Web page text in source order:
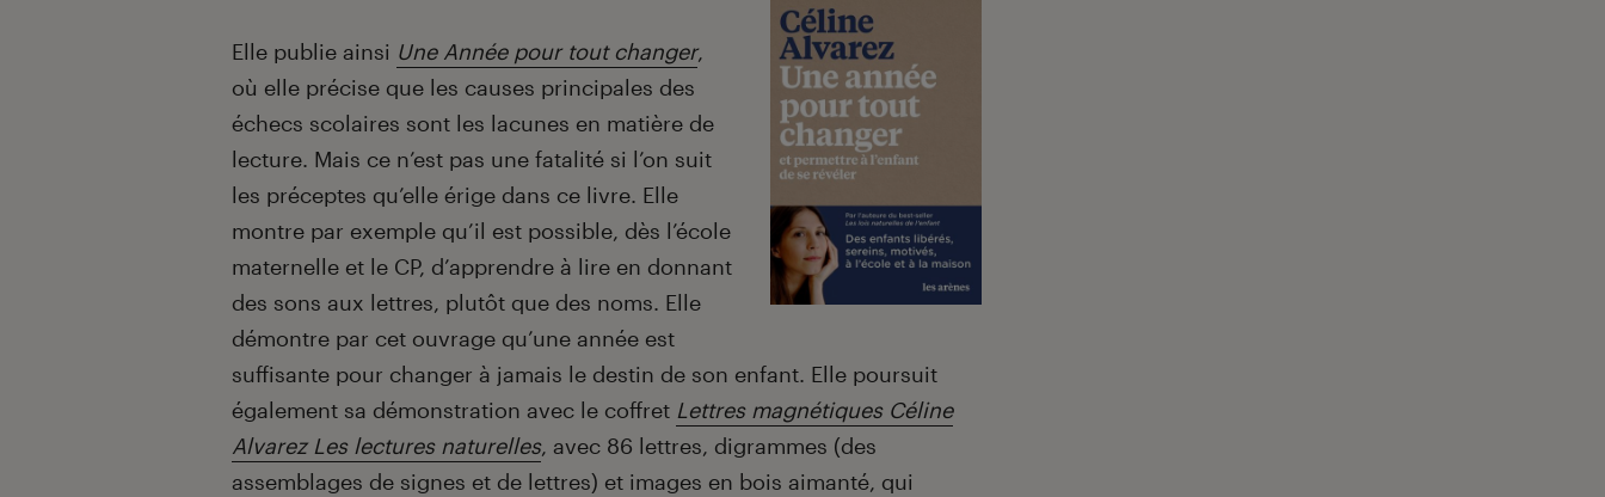
Elle publie ainsi Une Année pour tout changer,
où elle précise que les causes principales des
échecs scolaires sont les lacunes en matière de
lecture. Mais ce n’est pas une fatalité si l’on suit
les préceptes qu’elle érige dans ce livre. Elle
montre par exemple qu’il est possible, dès l’école
maternelle et le CP, d’apprendre à lire en donnant
des sons aux lettres, plutôt que des noms. Elle
démontre par cet ouvrage qu’une année est
suffisante pour changer à jamais le destin de son enfant. Elle poursuit
également sa démonstration avec le coffret Lettres magnétiques Céline
Alvarez Les lectures naturelles, avec 86 lettres, digrammes (des
assemblages de signes et de lettres) et images en bois aimanté, qui